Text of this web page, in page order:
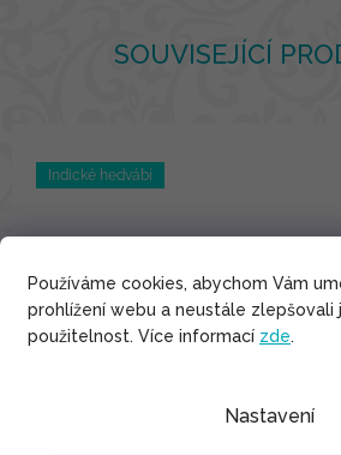
Používáme cookies, abychom Vám
prohlížení webu a neustále zlepšovali
použitelnost. Více informací zde.
Nastavení
SOUVISEJÍCÍ
Indické hedvábí